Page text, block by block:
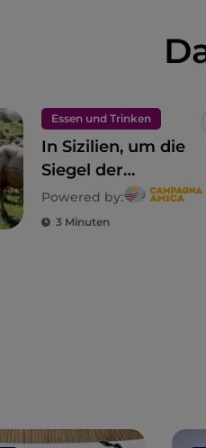
Essen und Trinken
In Sizilien, um die
Siegel der
ländlichen
Biodiversität zu
Powered by:
3 Minuten